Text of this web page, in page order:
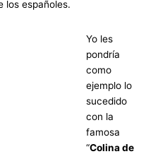
los españoles.
Yo les
pondría
como
ejemplo lo
sucedido
con la
famosa
“Colina de